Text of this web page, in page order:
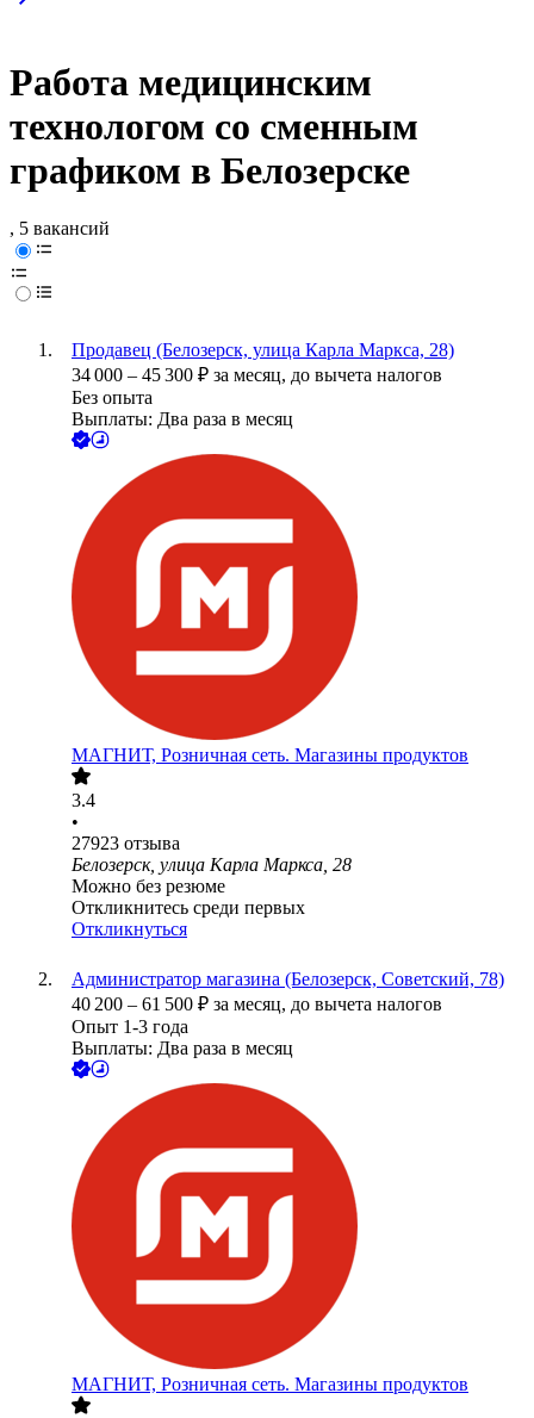
Работа медицинским
технологом со сменным
графиком в Белозерске
, 5 вакансий
Продавец (Белозерск, улица Карла Маркса, 28)
34 000 – 45 300 ₽ за месяц, до вычета налогов
Без опыта
Выплаты: Два раза в месяц
МАГНИТ, Розничная сеть. Магазины продуктов
3.4
•
27923 отзыва
Белозерск, улица Карла Маркса, 28
Можно без резюме
Откликнитесь среди первых
Откликнуться
Администратор магазина (Белозерск, Советский, 78)
40 200 – 61 500 ₽ за месяц, до вычета налогов
Опыт 1-3 года
Выплаты: Два раза в месяц
МАГНИТ, Розничная сеть. Магазины продуктов